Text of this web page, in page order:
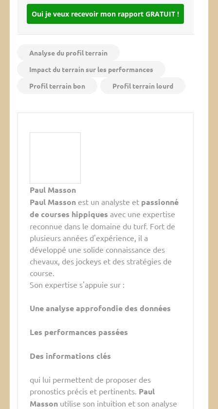
Oui je veux recevoir mon rapport GRATUIT !
Analyse du profil terrain
Impact du terrain sur les performances
Profil terrain bon
Profil terrain lourd
Paul Masson
Paul Masson est un analyste et passionné
de courses hippiques avec une expertise
reconnue dans le domaine du turf. Fort de
plusieurs années d'expérience, il a
développé une solide connaissance des
chevaux, des jockeys et des stratégies de
course.
Son expertise s'appuie sur :
Une analyse approfondie des données
Les performances passées
Des informations clés
qui lui permettent de proposer des
pronostics précis et pertinents. Paul
Masson utilise son intuition et son analyse